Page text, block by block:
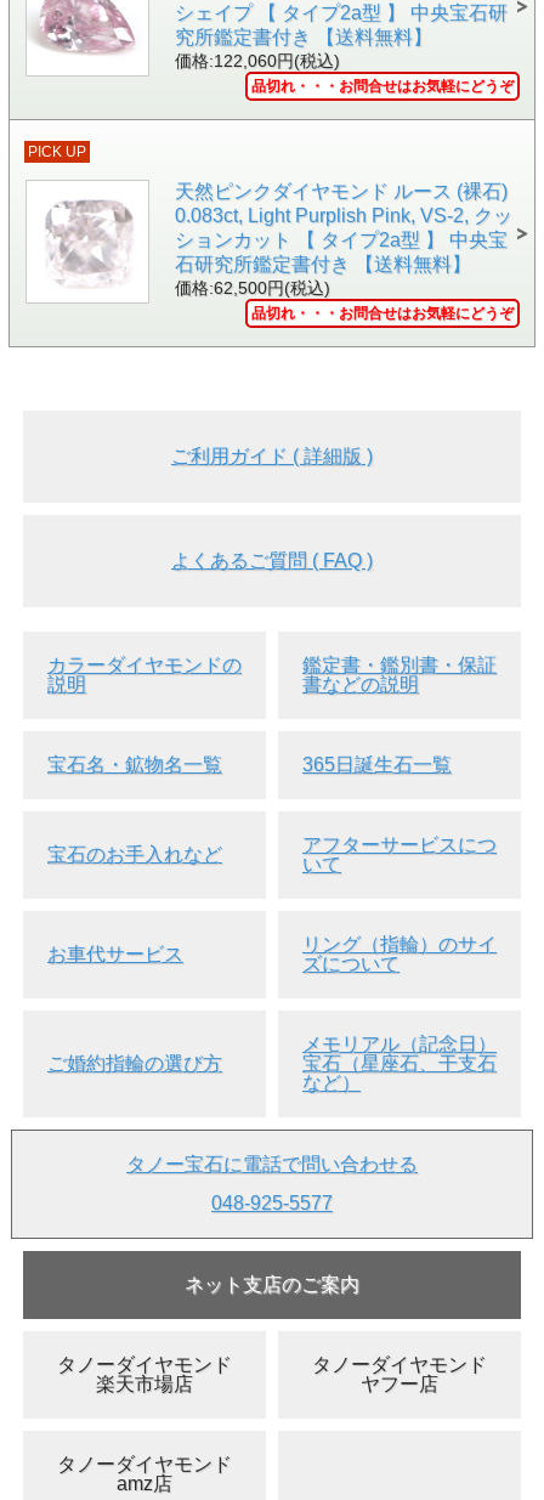
▲動画 中央の三角形の部分をクリックすると動画をご覧い
ただけます。
▲GEM IDENTIFICATION AND AUTHENTICITY
DOCUMENT Certificate No.96009 (Argyle Pink Diamonds 発
アーガイルのピンクダイヤモンドの特徴の一つとして、アー
ガイルピンクダイヤモンド社が独自に開発した鑑定システム
カラーの分類は、
ンクの色合いが最も濃い)
・ピンク(Pink)・・・1P,2P,3P,4P,5P,6P,7P,8P,9P,ホワイト
・ピンクシャンパン(ピンクシャンパーニュ、Pink
Champagne)・・・PC1,PC2,PC3(PC3がピンクの色合いが
BL1,BL2,BL3,BL3+(BL3+がブルーバイオレットの色合いが
最も濃い)
・レッド(Red)・・・レッドは等級付けはありません。
このピンクダイヤモンドは、「8PR」ですので、アーガイル
ピンクダイヤモンド社が「ピンク・ロゼ」と鑑定した美しい
す。入荷した時点で既についておりました。
(おおざっぱ(笑))なので、その時点でついたものと思われま
予めご了承のほどよろしくお願い致します。
シェイプ 【 タイプ2a型 】 中央宝石研
究所鑑定書付き 【送料無料】
価格:122,060円(税込)
品切れ・・・お問合せはお気軽にどうぞ
PICK UP
天然ピンクダイヤモンド ルース (裸石)
0.083ct, Light Purplish Pink, VS-2, クッ
ションカット 【 タイプ2a型 】 中央宝
石研究所鑑定書付き 【送料無料】
価格:62,500円(税込)
品切れ・・・お問合せはお気軽にどうぞ
ご利用ガイド ( 詳細版 )
よくあるご質問 ( FAQ )
カラーダイヤモンドの
説明
鑑定書・鑑別書・保証
書などの説明
宝石名・鉱物名一覧 365日誕生石一覧
宝石のお手入れなど
アフターサービスにつ
いて
お車代サービス
リング（指輪）のサイ
ズについて
ご婚約指輪の選び方
メモリアル（記念日）
宝石（星座石、干支石
など）
タノー宝石に電話で問い合わせる
048-925-5577
ネット支店のご案内
タノーダイヤモンド
楽天市場店
タノーダイヤモンド
ヤフー店
タノーダイヤモンド
amz店